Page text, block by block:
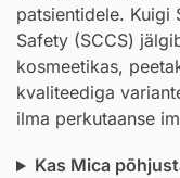
patsientidele. Kuigi
Safety (SCCS)
kosmeetikas,
kvaliteediga
ilma perkutaanse
Kas Mica